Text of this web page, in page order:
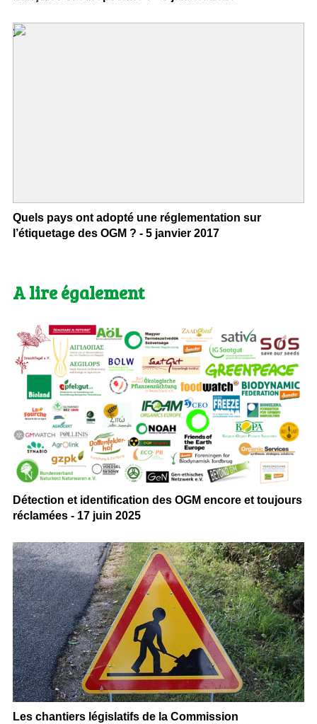
>
Quels pays ont adopté une réglementation sur
l’étiquetage des OGM ? - 5 janvier 2017
A lire également
Détection et identification des OGM encore et toujours
réclamées - 17 juin 2025
Les chantiers législatifs de la Commission